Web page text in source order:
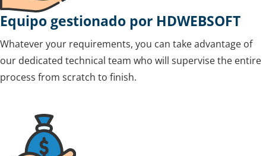
Equipo gestionado por HDWEBSOFT
Whatever your requirements, you can take advantage of
our dedicated technical team who will supervise the entire
process from scratch to finish.